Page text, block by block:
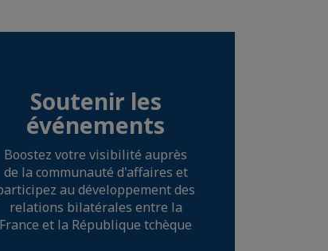
Soutenir les
événements
Boostez votre visibilité auprès
de la communauté d'affaires et
au développement des
relations bilatérales entre la
France et la République tchèque